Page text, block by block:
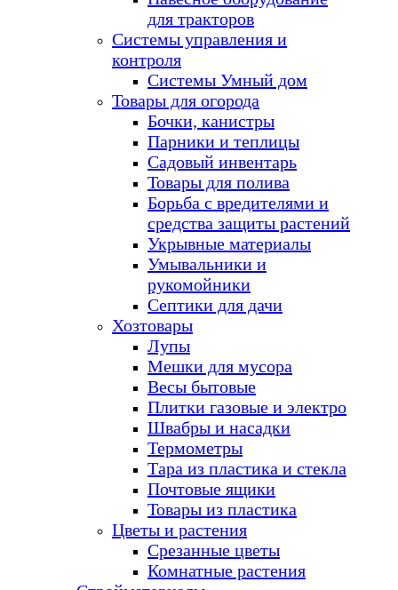
для тракторов
Системы управления и
контроля
Системы Умный дом
Товары для огорода
Бочки, канистры
Парники и теплицы
Садовый инвентарь
Товары для полива
Борьба с вредителями и
средства защиты растений
Укрывные материалы
Умывальники и
рукомойники
Септики для дачи
Хозтовары
Лупы
Мешки для мусора
Весы бытовые
Плитки газовые и электро
Швабры и насадки
Термометры
Тара из пластика и стекла
Почтовые ящики
Товары из пластика
Цветы и растения
Срезанные цветы
Комнатные растения